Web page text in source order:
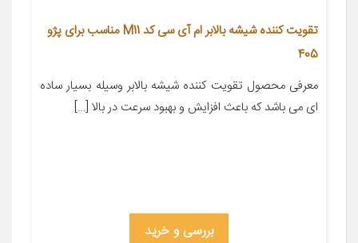
تقویت کننده شیشه بالابر ام آی سی کد M11 مناسب برای پژو
405
معرفی محصول تقویت کننده شیشه بالابر وسیله بسیار ساده
ای می باشد که باعث افزایش و بهبود سرعت در بالا […]
بررسی و خرید